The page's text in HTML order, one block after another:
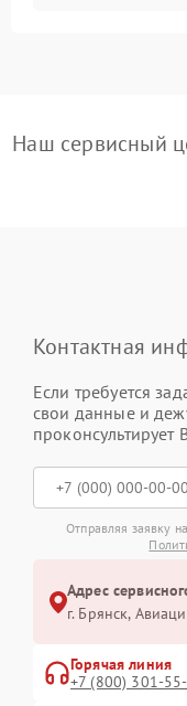
Наш сервисный
Контактная
Если требуется
свои данные и
проконсультирует
Отправляя заявку
Адрес
г. Брянск,
Горячая линия
+7 (800) 301-